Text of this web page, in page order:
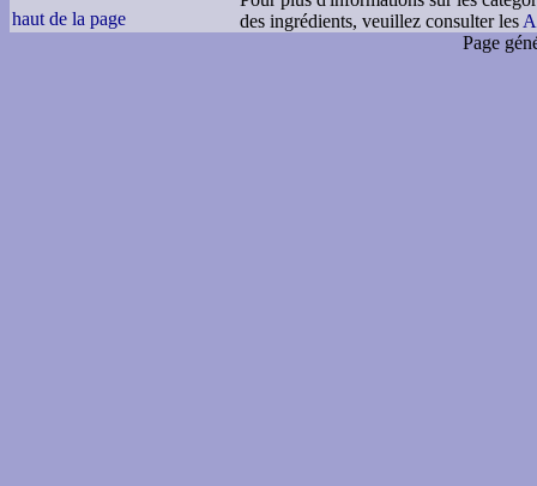
haut de la page
des ingrédients, veuillez consulter les
Page